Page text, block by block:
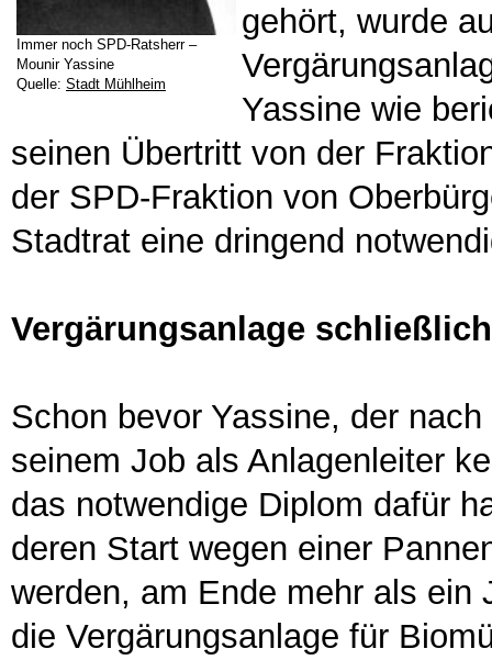
Immer noch SPD-Ratsherr –
Mounir Yassine
Quelle: Stadt Mühlheim
gehört, wurde
Yassine wie
seinen Übertritt von der
der SPD-Fraktion von
Stadtrat eine dringend
Vergärungsanlage
Schon bevor Yassine, der
seinem Job als Anlagenleiter
das notwendige Diplom dafür
deren Start wegen einer
werden, am Ende mehr als ein
die Vergärungsanlage für